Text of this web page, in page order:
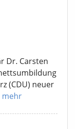
Dr. Carsten
(CDU) neuer
mehr